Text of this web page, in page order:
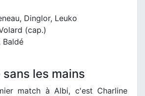
Dinglor, Leuko
(cap.)
Baldé
les mains
match à Albi, c'est Charline